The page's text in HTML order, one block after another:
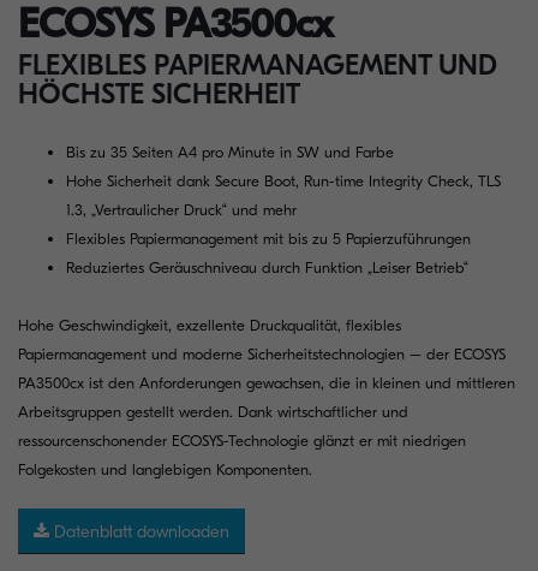
ECOSYS PA3500cx
FLEXIBLES PAPIERMANAGEMENT UND
HÖCHSTE SICHERHEIT
Bis zu 35 Seiten A4 pro Minute in SW und Farbe
Hohe Sicherheit dank Secure Boot, Run-time Integrity Check, TLS
1.3, „Vertraulicher Druck“ und mehr
Flexibles Papiermanagement mit bis zu 5 Papierzuführungen
Reduziertes Geräuschniveau durch Funktion „Leiser Betrieb“
Hohe Geschwindigkeit, exzellente Druckqualität, flexibles
Papiermanagement und moderne Sicherheitstechnologien – der ECOSYS
PA3500cx ist den Anforderungen gewachsen, die in kleinen und mittleren
Arbeitsgruppen gestellt werden. Dank wirtschaftlicher und
ressourcenschonender ECOSYS-Technologie glänzt er mit niedrigen
Folgekosten und langlebigen Komponenten.
Datenblatt downloaden